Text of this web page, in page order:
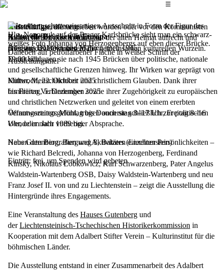
Das
☰
Ausstellung
Kulturelle Brücken in Europa
Adel aus Böhmen und Mähren nach 1945
Viele Adelige, die vertrieben wurden oder vor den Kommunisten
flohen, hielten den Kontakt mit der alten Heimat aufrecht und
pflegten das Bewusstsein der gemeinsamen kulturellen Wurzeln.
Damit schlugen sie nach 1945 Brücken über politische, nationale
und gesellschaftliche Grenzen hinweg. Ihr Wirken war geprägt von
Kultur, Menschlichkeit und christlichem Glauben. Dank ihrer
familiären Verbindungen sowie ihrer Zugehörigkeit zu europäischen
und christlichen Netzwerken und geleitet von einem ererbten
Verantwortungsgefühl, trugen auch sie schließlich zur politischen
Wende im Jahr 1989 bei.
Neben den Biografien und Aktivitäten einzelner Persönlichkeiten –
wie Richard Belcredi, Johanna von Herzogenberg, Ferdinand
Kinsky, Nikolaus Lobkowicz, Karl Schwarzenberg, Pater Angelus
Waldstein-Wartenberg OSB, Daisy Waldstein-Wartenberg und neu
Franz Josef II. von und zu Liechtenstein – zeigt die Ausstellung die
Hintergründe ihres Engagements.
Eine Veranstaltung des Hauses Gutenberg und
derLiechtensteinisch-Tschechischen Historikerkommission in
Kooperation mit dem Adalbert Stifter Verein – Kulturinstitut für die
böhmischen Länder.
Die Ausstellung entstand in einer Zusammenarbeit des Adalbert
Ausstellungseröffnung:
Kulturelle Brücken in Europa
Dienstag, 21. Oktober 2025
19:00Uhr
Mittwoch, 22. Oktober 2025
bisFreitag, 5. Dezember 2025
Öffnungszeiten: Montag bis Donnerstag 8–17 Uhr, Freitag 8–16
Uhr, oder nach vorheriger Absprache.
Haus Gutenberg, Burgweg 8, Balzers (Liechtenstein)
Eintritt: frei, um Spenden wird gebeten